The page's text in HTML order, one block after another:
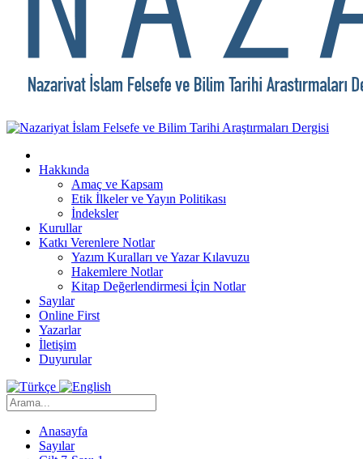
Hakkında
Amaç ve Kapsam
Etik İlkeler ve Yayın Politikası
İndeksler
Kurullar
Katkı Verenlere Notlar
Yazım Kuralları ve Yazar Kılavuzu
Hakemlere Notlar
Kitap Değerlendirmesi İçin Notlar
Sayılar
Online First
Yazarlar
İletişim
Duyurular
Anasayfa
Sayılar